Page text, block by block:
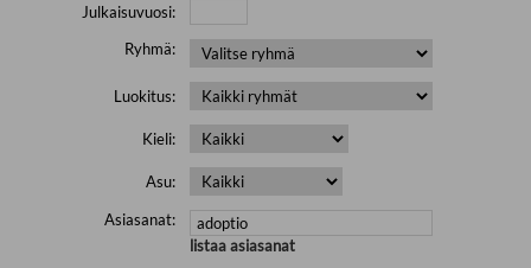
Julkaisuvuosi:
Ryhmä:
Luokitus:
Kieli:
Asu:
Asiasanat:
listaa asiasanat